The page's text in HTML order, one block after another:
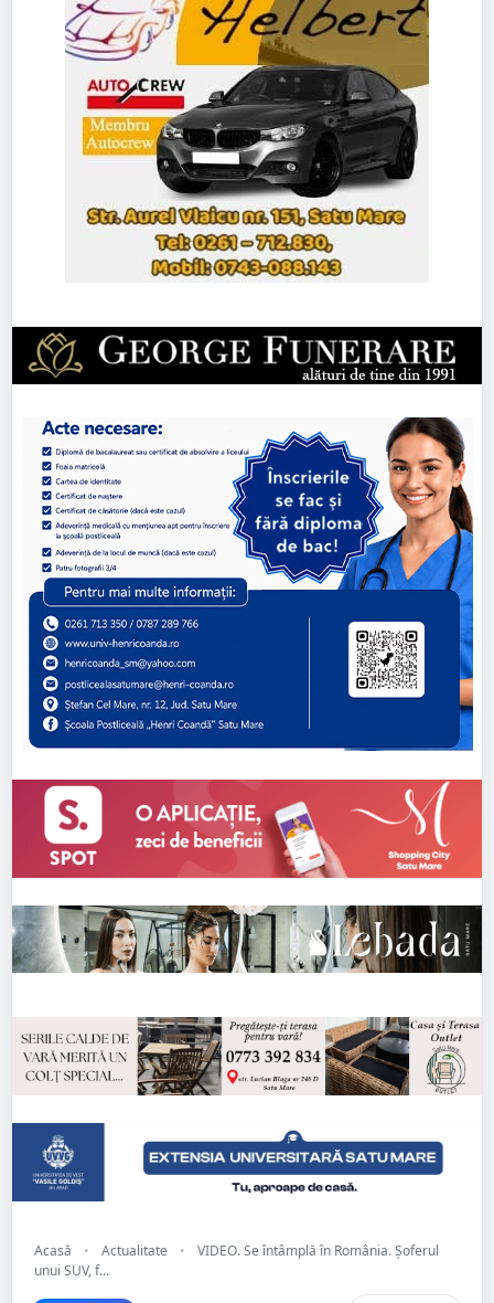
Acasă • Actualitate •
VIDEO. Se întâmplă în România. Şoferul
unui SUV, f...